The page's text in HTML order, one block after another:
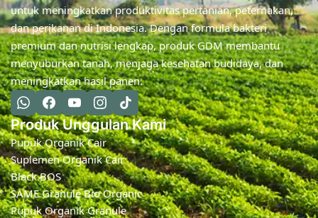
untuk meningkatkan produktivitas pertanian, peternakan,
dan perikanan di Indonesia. Dengan formula bakteri
premium dan nutrisi lengkap, produk GDM membantu
menyuburkan tanah, menjaga kesehatan budidaya, dan
meningkatkan hasil panen.
Produk Unggulan Kami
Pupuk Organik Cair
Suplemen Organik Cair
Black BOS
SAME Granule Bio Organic
Pupuk Organik Granule